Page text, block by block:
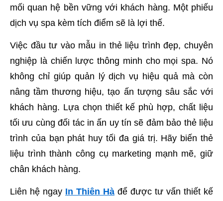
mối quan hệ bền vững với khách hàng. Một phiếu
dịch vụ spa kèm tích điểm sẽ là lợi thế.
Việc đầu tư vào mẫu in thẻ liệu trình đẹp, chuyên
nghiệp là chiến lược thông minh cho mọi spa. Nó
không chỉ giúp quản lý dịch vụ hiệu quả mà còn
nâng tầm thương hiệu, tạo ấn tượng sâu sắc với
khách hàng. Lựa chọn thiết kế phù hợp, chất liệu
tối ưu cùng đối tác in ấn uy tín sẽ đảm bảo thẻ liệu
trình của bạn phát huy tối đa giá trị. Hãy biến thẻ
liệu trình thành công cụ marketing mạnh mẽ, giữ
chân khách hàng.
Liên hệ ngay In Thiên Hà để được tư vấn thiết kế